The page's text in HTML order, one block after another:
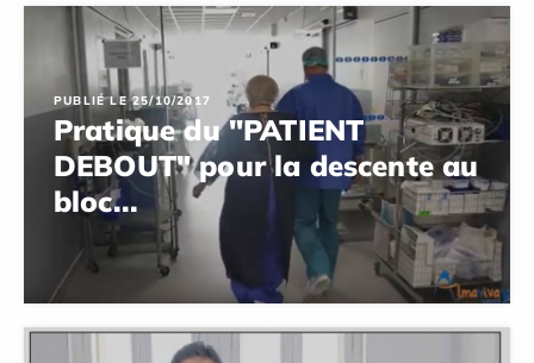
PUBLIÉ LE 25/10/2017
Pratique du "PATIENT
DEBOUT" pour la descente au
bloc...